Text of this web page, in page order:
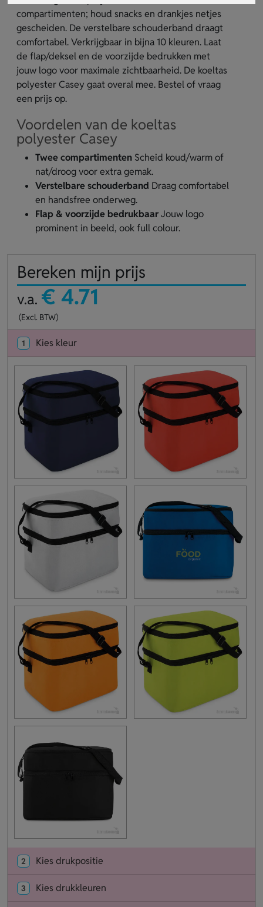
compartimenten; houd snacks en drankjes netjes
gescheiden. De verstelbare schouderband draagt
comfortabel. Verkrijgbaar in bijna 10 kleuren. Laat
de flap/deksel en de voorzijde bedrukken met
jouw logo voor maximale zichtbaarheid. De koeltas
polyester Casey gaat overal mee. Bestel of vraag
een prijs op.
Voordelen van de koeltas
polyester Casey
Twee compartimenten Scheid koud/warm of
nat/droog voor extra gemak.
Verstelbare schouderband Draag comfortabel
en handsfree onderweg.
Flap & voorzijde bedrukbaarJouw logo
prominent in beeld, ook full colour.
Bereken mijn prijs
v.a. € 4.71
(Excl. BTW)
1 Kies kleur
2 Kies drukpositie
3 Kies drukkleuren